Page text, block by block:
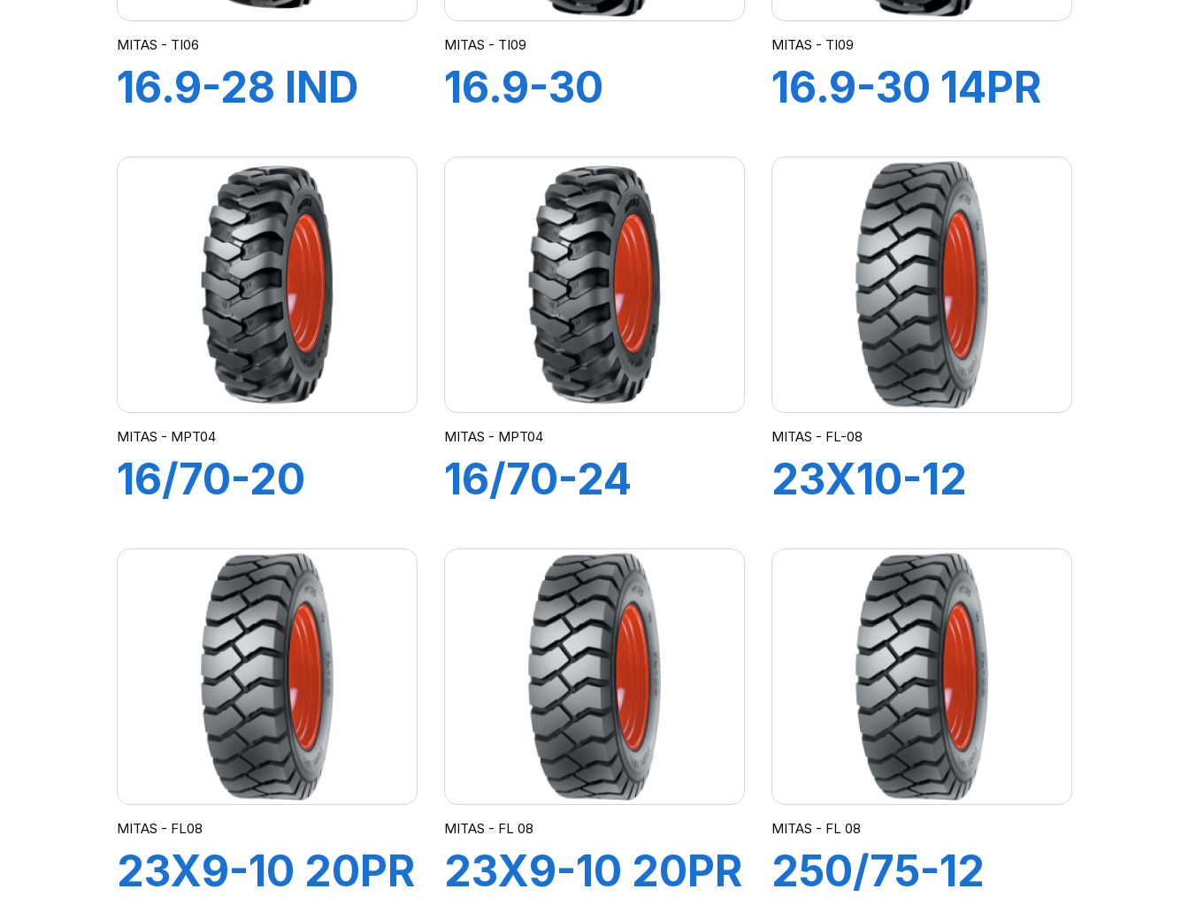
MITAS - TI06
16.9-28 IND
(M-I)
MITAS - TI09
16.9-30
TL 14PR TI-09
(M-I)
MITAS - TI09
16.9-30 14PR
TI09
MITAS - MPT04
16/70-20
TL MPT-04
(M-I)
MITAS - MPT04
16/70-24
TL MPT-04
(M-I)
MITAS - FL-08
23X10-12
MITAS - FL08
23X9-10 20PR
MITAS - FL 08
23X9-10 20PR
MITAS - FL 08
250/75-12